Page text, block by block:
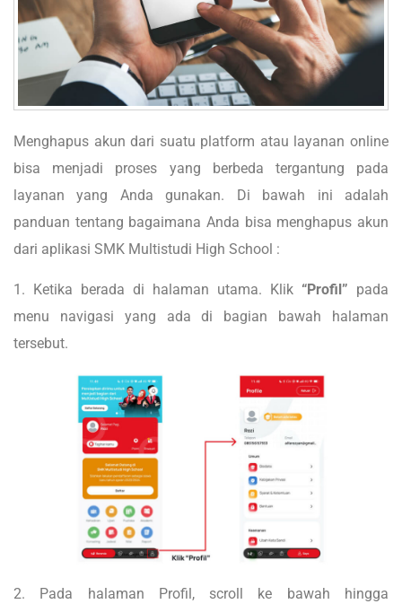
Menghapus akun dari suatu platform atau layanan online
bisa menjadi proses yang berbeda tergantung pada
layanan yang Anda gunakan. Di bawah ini adalah
panduan tentang bagaimana Anda bisa menghapus akun
dari aplikasi SMK Multistudi High School :
1. Ketika berada di halaman utama. Klik “Profil” pada
menu navigasi yang ada di bagian bawah halaman
tersebut.
2. Pada halaman Profil, scroll ke bawah hingga